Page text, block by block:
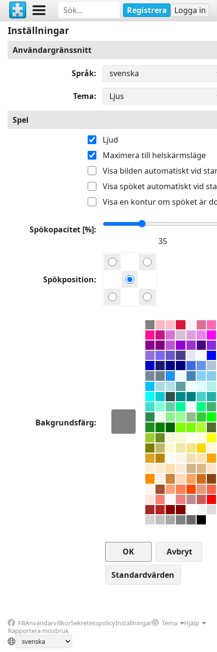
Registrera Logga in
Inställningar
Användargränssnitt
Språk
Tema
Spel
Ljud
Maximera till helskärmsläge
Visa bilden automatiskt vid
Visa spöket automatiskt vid
Visa en kontur om spöket är
Spökopacitet [%]
Spökposition
Bakgrundsfärg
Avbryt
FBAnvändarvillkorSekretesspolicyInställningar Tema
Hjälp
Rapportera missbruk